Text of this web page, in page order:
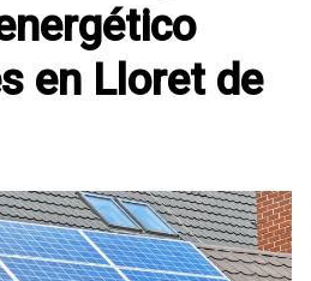
en Lloret de